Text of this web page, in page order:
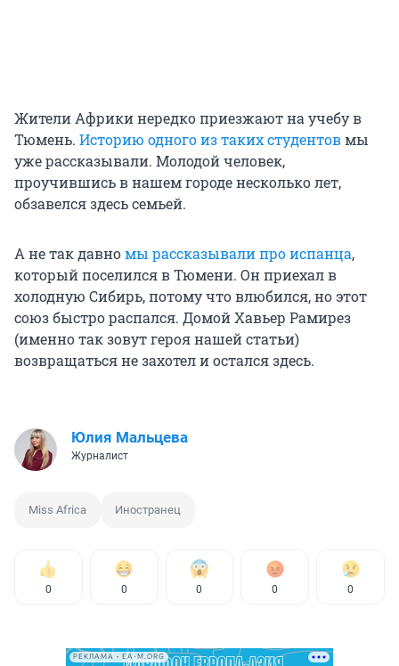
Жители Африки нередко приезжают на учебу в
Тюмень. Историю одного из таких студентовмы
уже рассказывали. Молодой человек,
проучившись в нашем городе несколько лет,
обзавелся здесь семьей.
А не так давномы рассказывали про испанца,
который поселился в Тюмени. Он приехал в
холодную Сибирь, потому что влюбился, но этот
союз быстро распался. Домой Хавьер Рамирез
(именно так зовут героя нашей статьи)
возвращаться не захотел и остался здесь.
Юлия Мальцева
Журналист
Miss Africa Иностранец
0 0 0 0 0
РЕКЛАМА • EA-M.ORG